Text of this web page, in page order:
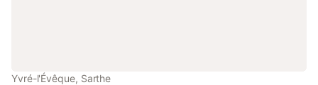
Yvré-l'Évêque, Sarthe